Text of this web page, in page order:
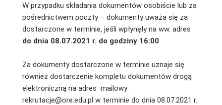
W przypadku składania dokumentów osobiście lub za
pośrednictwem poczty – dokumenty uważa się za
dostarczone w terminie, jeśli wpłynęły na ww. adres
do dnia 08.07.2021 r. do godziny 16:00
Za dokumenty dostarczone w terminie uznaje się
również dostarczenie kompletu dokumentów drogą
elektroniczną na adres mailowy:
rekrutacje@ore.edu.pl w terminie do dnia 08.07.2021 r.